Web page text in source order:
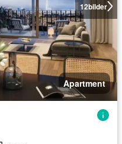
12bilder
Apartment